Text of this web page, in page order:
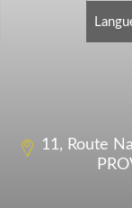
11, Route